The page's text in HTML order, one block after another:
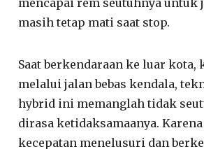
masih tetap mati saat stop.
Saat berkendaraan ke luar kota,
melalui jalan bebas kendala,
hybrid ini memanglah tidak
dirasa ketidaksamaanya.
kecepatan menelusuri dan